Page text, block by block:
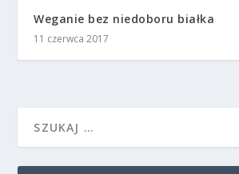
Weganie bez niedoboru białka
11 czerwca 2017